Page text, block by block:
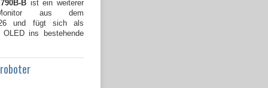
B ist ein weiterer
aus dem
und fügt sich als
ins bestehende